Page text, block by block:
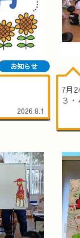
お知らせ
2026.8.1
7月
３